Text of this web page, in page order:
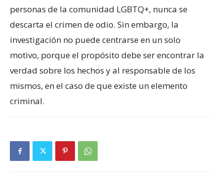
personas de la comunidad LGBTQ+, nunca se
descarta el crimen de odio. Sin embargo, la
investigación no puede centrarse en un solo
motivo, porque el propósito debe ser encontrar la
verdad sobre los hechos y al responsable de los
mismos, en el caso de que existe un elemento
criminal.